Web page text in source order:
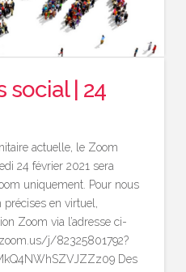
social | 24
actuelle, le Zoom
24 février 2021 sera
uniquement. Pour nous
précises en virtuel,
Zoom via l’adresse ci-
j/82325801792?
Des